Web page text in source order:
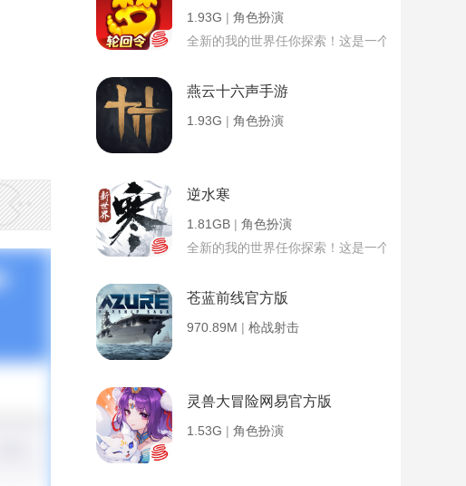
1.93G | 角色扮演
全新的我的世界任你探索！这是一个小提示字段。
燕云十六声手游
1.93G | 角色扮演
逆水寒
1.81GB | 角色扮演
全新的我的世界任你探索！这是一个小提示字段。
苍蓝前线官方版
970.89M | 枪战射击
灵兽大冒险网易官方版
1.53G | 角色扮演